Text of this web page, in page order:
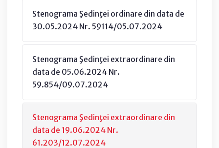
Stenograma Şedinţei ordinare din data de
30.05.2024 Nr. 59114/05.07.2024
Stenograma Şedinţei extraordinare din
data de 05.06.2024 Nr.
59.854/09.07.2024
Stenograma Şedinţei extraordinare din
data de 19.06.2024 Nr.
61.203/12.07.2024